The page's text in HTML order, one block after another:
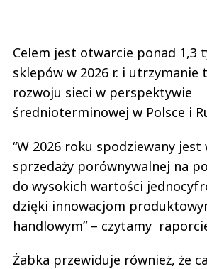
Celem jest otwarcie ponad 1,3
sklepów w 2026 r. i utrzymanie
rozwoju sieci w perspektywie
średnioterminowej w Polsce i
“W 2026 roku spodziewany
sprzedaży porównywalnej na
do wysokich wartości
dzięki innowacjom
handlowym” – czytamy
Żabka przewiduje również, że